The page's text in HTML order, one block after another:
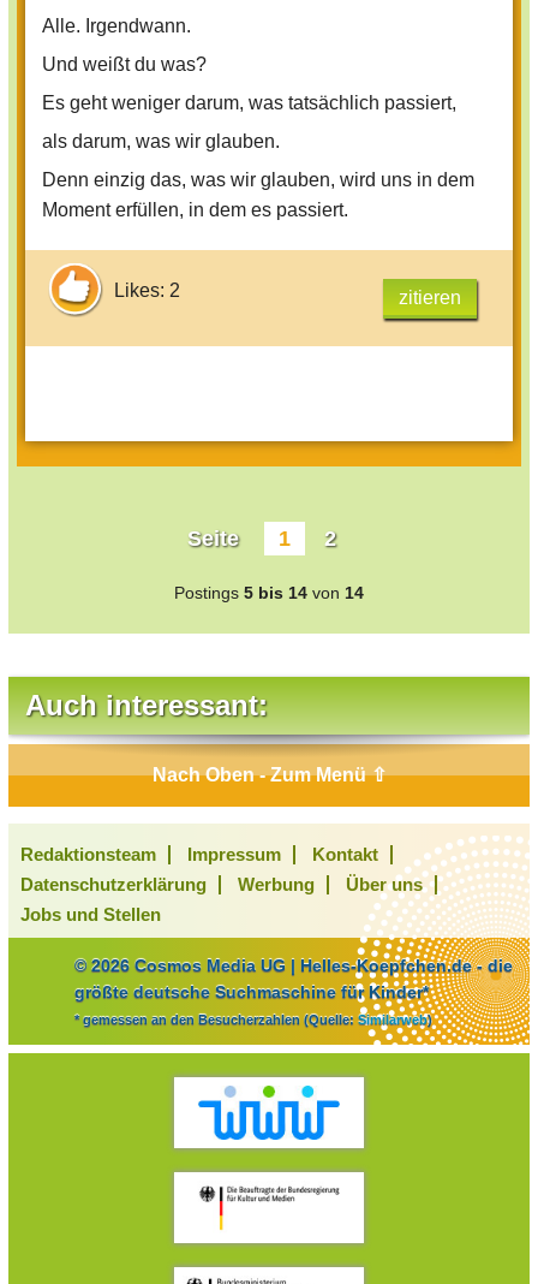
Alle. Irgendwann.
Und weißt du was?
Es geht weniger darum, was tatsächlich passiert,
als darum, was wir glauben.
Denn einzig das, was wir glauben, wird uns in dem
Moment erfüllen, in dem es passiert.
Likes: 2 zitieren
Seite 1 2
Postings 5 bis 14 von 14
Auch interessant:
Nach Oben - Zum Menü ⇧
Redaktionsteam Impressum
Kontakt
Datenschutzerklärung
Werbung
Über uns
Jobs und Stellen
© 2026 Cosmos Media UG | Helles-Koepfchen.de - die
größte deutsche Suchmaschine für Kinder*
* gemessen an den Besucherzahlen (Quelle: Similarweb)